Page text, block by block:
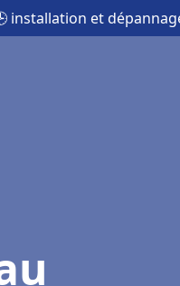
installation et